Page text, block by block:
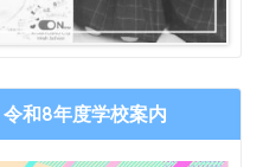
和8年度学校案内